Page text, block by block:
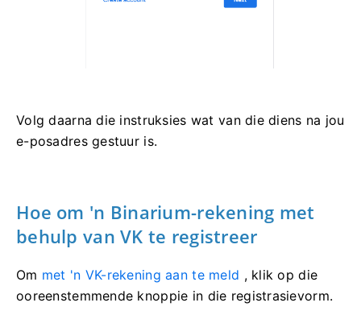
Volg daarna die instruksies wat van die diens na jou
e-posadres gestuur is.
Hoe om 'n Binarium-rekening met
behulp van VK te registreer
Om met 'n VK-rekening aan te meld , klik op die
ooreenstemmende knoppie in die registrasievorm.